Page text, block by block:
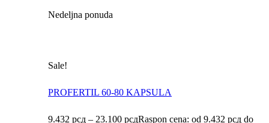
Nedeljna ponuda
Sale!
PROFERTIL 60-80 KAPSULA
9.432 рсд – 23.100 рсдRaspon cena: od 9.432 рсд do